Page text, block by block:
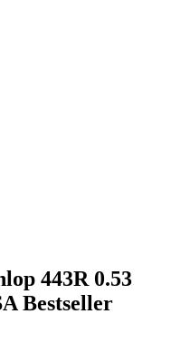
443R 0.53
Bestseller